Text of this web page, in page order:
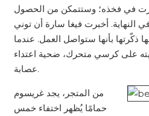
في فخذه؛ وستتمكن من الحصول
النهاية. أخبرت فيغا سارة أن توني
ذكّرتها بأنها ستواصل العمل. عندما
على كرسي متحرك، ضحية اعتداء
عصابة.
من المتجر، يجد غريسوم
حمامًا يُظهر اختفاء خمس